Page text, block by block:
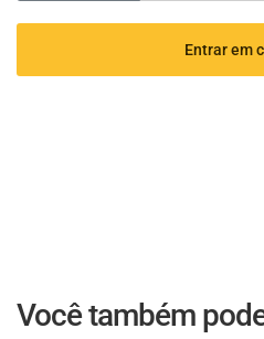
Entrar em
Você também